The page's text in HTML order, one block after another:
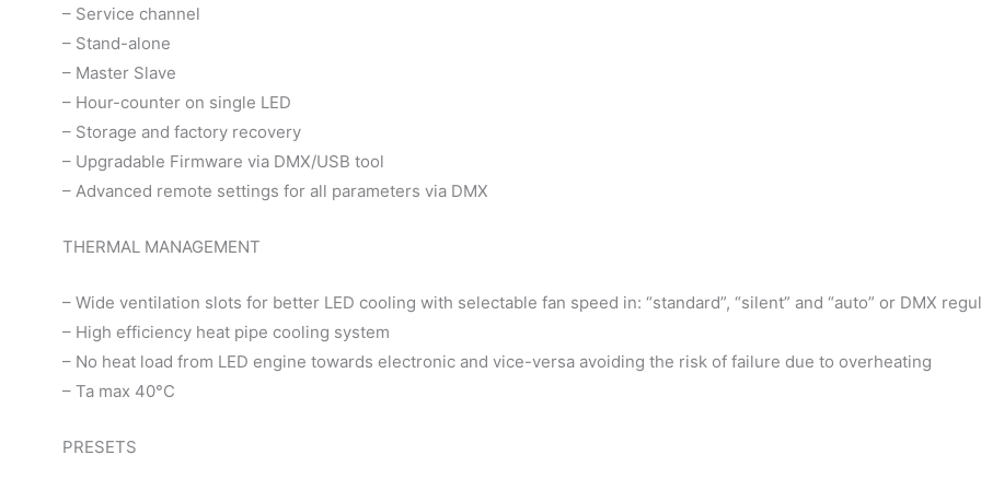
– Service channel
– Stand-alone
– Master Slave
– Hour-counter on single LED
– Storage and factory recovery
– Upgradable Firmware via DMX/USB tool
– Advanced remote settings for all parameters via DMX
THERMAL MANAGEMENT
– Wide ventilation slots for better LED cooling with selectable fan speed in: “standard”, “silent” and “auto” or DMX
– High efficiency heat pipe cooling system
– No heat load from LED engine towards electronic and vice-versa avoiding the risk of failure due to overheating
– Ta max 40°C
PRESETS